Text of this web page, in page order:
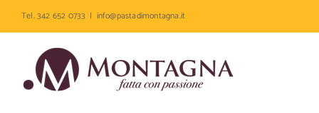
Salta
al
contenuto
Tel. 342 652 0733 | info@pastadimontagna.it